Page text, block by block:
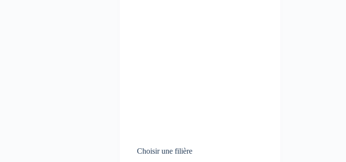
Choisir une filière